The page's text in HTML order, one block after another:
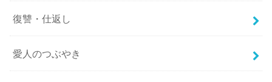
復讐・仕返し
愛人のつぶやき